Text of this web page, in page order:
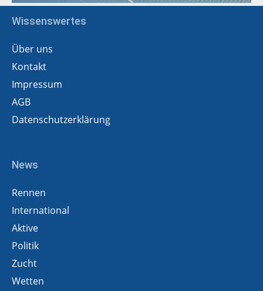
Wissenswertes
Über uns
Kontakt
Impressum
AGB
Datenschutzerklärung
News
Rennen
International
Aktive
Politik
Zucht
Wetten